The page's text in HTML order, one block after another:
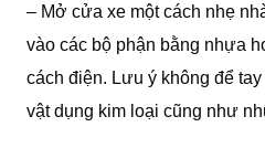
– Mở cửa xe một cách nhẹ
vào các bộ phận bằng nhựa
cách điện. Lưu ý không để
vật dụng kim loại cũng như